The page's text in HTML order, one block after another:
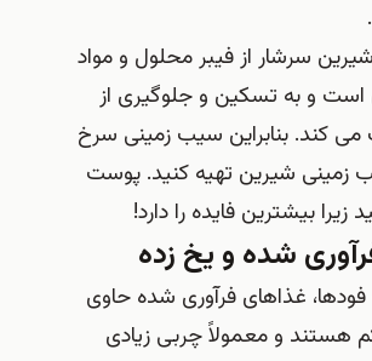
سرشار از فیبر محلول و مواد
است و به تسکین و جلوگیری از
کند. بنابراین سیب زمینی سرخ
زمینی شیرین تهیه کنید. پوست
زیرا بیشترین فایده را دارد!
شده و یخ زده
غذاهای فرآوری شده حاوی
هستند و معمولاً چربی زیادی